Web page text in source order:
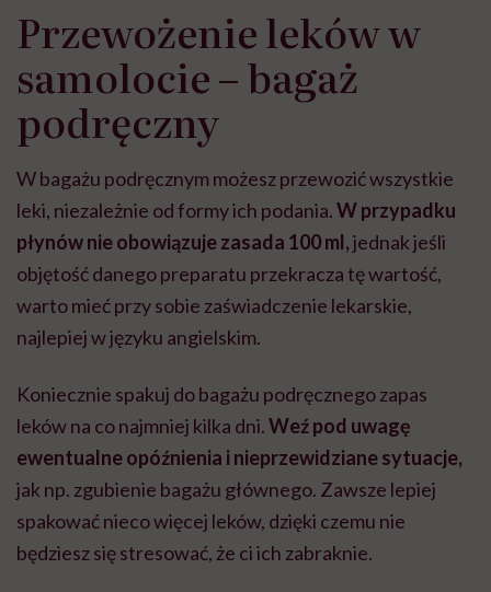
Przewożenie leków w
samolocie – bagaż
podręczny
W bagażu podręcznym możesz przewozić wszystkie
leki, niezależnie od formy ich podania.W przypadku
płynów nie obowiązuje zasada 100 ml,jednak jeśli
objętość danego preparatu przekracza tę wartość,
warto mieć przy sobie zaświadczenie lekarskie,
najlepiej w języku angielskim.
Koniecznie spakuj do bagażu podręcznego zapas
leków na co najmniej kilka dni.Weź pod uwagę
ewentualne opóźnienia i nieprzewidziane sytuacje,
jak np. zgubienie bagażu głównego. Zawsze lepiej
spakować nieco więcej leków, dzięki czemu nie
będziesz się stresować, że ci ich zabraknie.